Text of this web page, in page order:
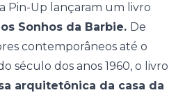
Pin-Up lançaram um livro
Sonhos da Barbie. De
contemporâneos até o
século dos anos 1960, o livro
arquitetônica da casa da